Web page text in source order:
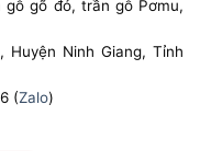
gõ đỏ, trần gỗ Pơmu,
Huyện Ninh Giang, Tỉnh
(Zalo)